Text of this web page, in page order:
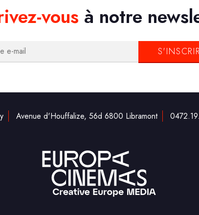
vous à notre
Avenue d'Houffalize, 56d 6800 Libramont